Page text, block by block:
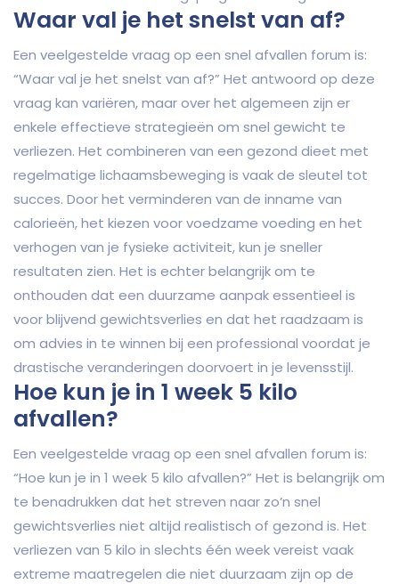
Waar val je het snelst van af?
Een veelgestelde vraag op een snel afvallen forum is:
“Waar val je het snelst van af?” Het antwoord op deze
vraag kan variëren, maar over het algemeen zijn er
enkele effectieve strategieën om snel gewicht te
verliezen. Het combineren van een gezond dieet met
regelmatige lichaamsbeweging is vaak de sleutel tot
succes. Door het verminderen van de inname van
calorieën, het kiezen voor voedzame voeding en het
verhogen van je fysieke activiteit, kun je sneller
resultaten zien. Het is echter belangrijk om te
onthouden dat een duurzame aanpak essentieel is
voor blijvend gewichtsverlies en dat het raadzaam is
om advies in te winnen bij een professional voordat je
drastische veranderingen doorvoert in je levensstijl.
Hoe kun je in 1 week 5 kilo
afvallen?
Een veelgestelde vraag op een snel afvallen forum is:
“Hoe kun je in 1 week 5 kilo afvallen?” Het is belangrijk om
te benadrukken dat het streven naar zo’n snel
gewichtsverlies niet altijd realistisch of gezond is. Het
verliezen van 5 kilo in slechts één week vereist vaak
extreme maatregelen die niet duurzaam zijn op de